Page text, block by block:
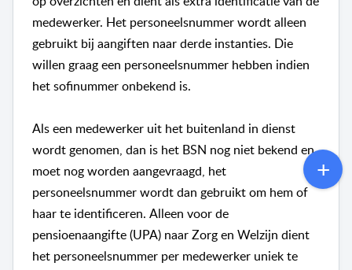
medewerker. Het personeelsnummer wordt alleen
gebruikt bij aangiften naar derde instanties. Die
willen graag een personeelsnummer hebben indien
het sofinummer onbekend is.
Als een medewerker uit het buitenland in dienst
wordt genomen, dan is het BSN nog niet bekend en
moet nog worden aangevraagd, het
personeelsnummer wordt dan gebruikt om hem of
haar te identificeren. Alleen voor de
pensioenaangifte (UPA) naar Zorg en Welzijn dient
het personeelsnummer per medewerker uniek te